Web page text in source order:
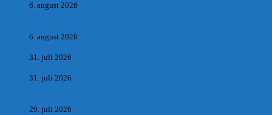
6. august 2026
6. august 2026
31. juli 2026
31. juli 2026
29. juli 2026